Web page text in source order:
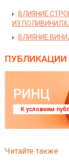
ВЛИЯНИЕ
ИЗ
ВЛИЯНИЕ
ПУБЛИКАЦИИ
РИНЦ
К условиям
Читайте также